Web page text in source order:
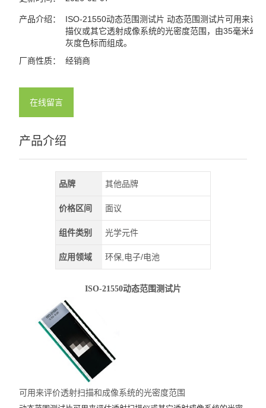
产品介绍：
ISO-21550动态范围测试片 动态范围测试片可用来评
描仪或其它透射成像系统的光密度范围，由35毫米幻
灰度色标而组成。
厂商性质：
经销商
在线留言
产品介绍
品牌 其他品牌
价格区间 面议
组件类别 光学元件
应用领域 环保,电子/电池
ISO-21550动态范围测试片
可用来评价透射扫描和成像系统的光密度范围